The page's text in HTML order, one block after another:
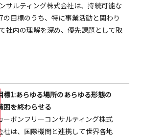
サルティング株式会社は、持続可能な
の目標のうち、特に事業活動と関わり
社内の理解を深め、優先課題として取
標1:あらゆる場所のあらゆる形態の
困を終わらせる
ーボンフリーコンサルティング株式
社は、国際機関と連携して世界各地